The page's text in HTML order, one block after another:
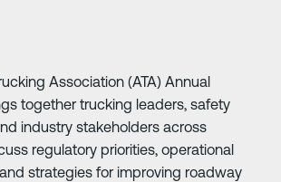
Association (ATA) Annual
together trucking leaders, safety
industry stakeholders across
regulatory priorities, operational
strategies for improving roadway